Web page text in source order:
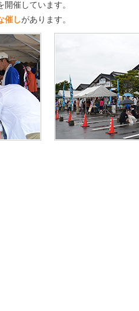
催しています。
催しがあります。